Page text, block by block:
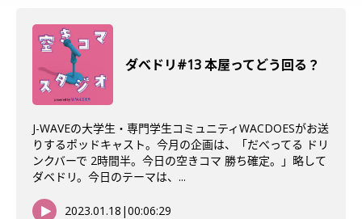
ダべドリ#13 本屋ってどう回る？
J-WAVEの大学生・専門学生コミュニティWACDOESがお送
りするポッドキャスト。今月の企画は、「だべってる ドリ
ンクバーで 2時間半。今日の空きコマ 勝ち確定。」略して
ダベドリ。今日のテーマは、...
2023.01.18 |00:06:29